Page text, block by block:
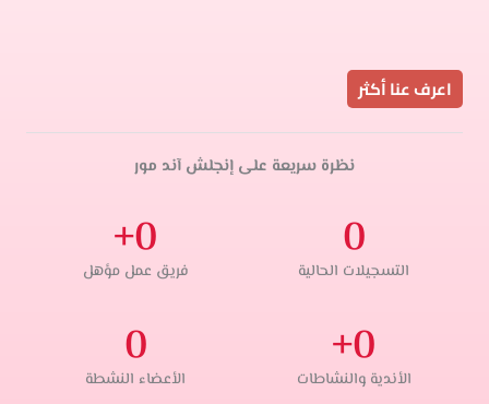
اعرف عنا أكثر
نظرة سريعة على إنجلش آند مور
التسجيلات الحالية
0
فريق عمل مؤهل
0
+
الأندية والنشاطات
0
+
الأعضاء النشطة
0